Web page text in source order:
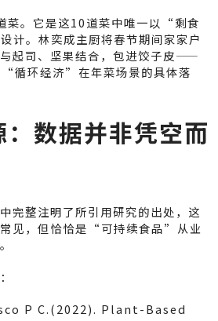
菜。它是这10道菜中唯一以“剩食
计。林奕成主厨将春节期间家家户
起司、坚果结合，包进饺子皮——
循环经济”在年菜场景的具体落
数据并非凭空而
完整注明了所引用研究的出处，这
见，但恰恰是“可持续食品”从业
P C.(2022). Plant-Based